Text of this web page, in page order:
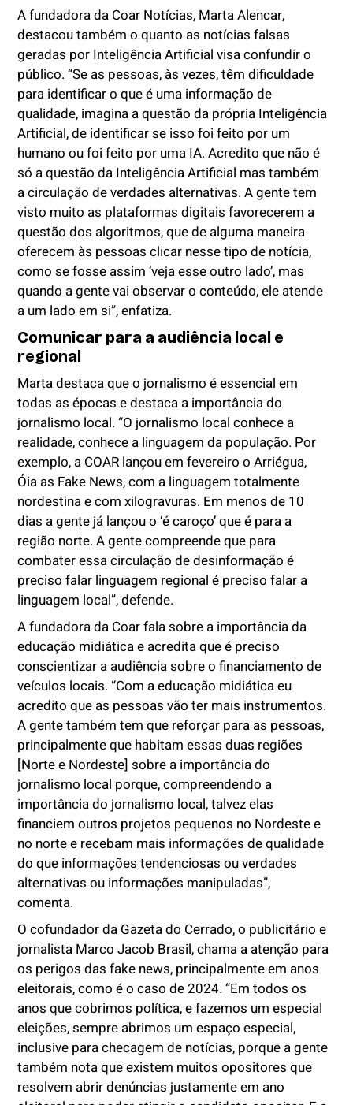
A fundadora da Coar Notícias, Marta Alencar,
destacou também o quanto as notícias falsas
geradas por Inteligência Artificial visa confundir o
público. “Se as pessoas, às vezes, têm dificuldade
para identificar o que é uma informação de
qualidade, imagina a questão da própria Inteligência
Artificial, de identificar se isso foi feito por um
humano ou foi feito por uma IA. Acredito que não é
só a questão da Inteligência Artificial mas também
a circulação de verdades alternativas. A gente tem
visto muito as plataformas digitais favorecerem a
questão dos algoritmos, que de alguma maneira
oferecem às pessoas clicar nesse tipo de notícia,
como se fosse assim ‘veja esse outro lado’, mas
quando a gente vai observar o conteúdo, ele atende
a um lado em si”, enfatiza.
Comunicar para a audiência local e
regional
Marta destaca que o jornalismo é essencial em
todas as épocas e destaca a importância do
jornalismo local. “O jornalismo local conhece a
realidade, conhece a linguagem da população. Por
exemplo, a COAR lançou em fevereiro o Arriégua,
Óia as Fake News, com a linguagem totalmente
nordestina e com xilogravuras. Em menos de 10
dias a gente já lançou o ‘é caroço’ que é para a
região norte. A gente compreende que para
combater essa circulação de desinformação é
preciso falar linguagem regional é preciso falar a
linguagem local”, defende.
A fundadora da Coar fala sobre a importância da
educação midiática e acredita que é preciso
conscientizar a audiência sobre o financiamento de
veículos locais. “Com a educação midiática eu
acredito que as pessoas vão ter mais instrumentos.
A gente também tem que reforçar para as pessoas,
principalmente que habitam essas duas regiões
[Norte e Nordeste] sobre a importância do
jornalismo local porque, compreendendo a
importância do jornalismo local, talvez elas
financiem outros projetos pequenos no Nordeste e
no norte e recebam mais informações de qualidade
do que informações tendenciosas ou verdades
alternativas ou informações manipuladas”,
comenta.
O cofundador da Gazeta do Cerrado, o publicitário e
jornalista Marco Jacob Brasil, chama a atenção para
os perigos das fake news, principalmente em anos
eleitorais, como é o caso de 2024. “Em todos os
anos que cobrimos política, e fazemos um especial
eleições, sempre abrimos um espaço especial,
inclusive para checagem de notícias, porque a gente
também nota que existem muitos opositores que
resolvem abrir denúncias justamente em ano